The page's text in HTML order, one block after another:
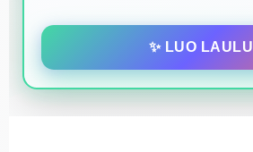
✨ LUO LAULU